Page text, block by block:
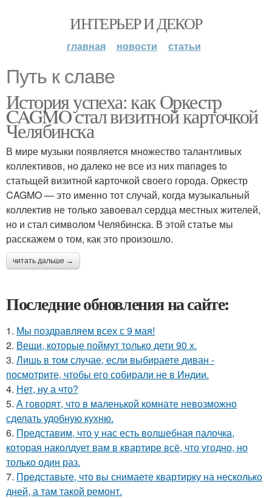
ИНТЕРЬЕР И ДЕКОР
главная новости статьи
Путь к славе
История успеха: как Оркестр
CAGMO стал визитной карточкой
Челябинска
В мире музыки появляется множество талантливых
коллективов, но далеко не все из них manages to
статьщей визитной карточкой своего города. Оркестр
CAGMO — это именно тот случай, когда музыкальный
коллектив не только завоевал сердца местных жителей,
но и стал символом Челябинска. В этой статье мы
расскажем о том, как это произошло.
читать дальше →
Последние обновления на сайте:
1. Мы поздравляем всех с 9 мая!
2. Вещи, которые поймут только дети 90 х.
3. Лишь в том случае, если выбираете диван -
посмотрите, чтобы его собирали не в Индии.
4. Нет, ну а что?
5. А говорят, что в маленькой комнате невозможно
сделать удобную кухню.
6. Представим, что у нас есть волшебная палочка,
которая наколдует вам в квартире всё, что угодно, но
только один раз.
7. Представьте, что вы снимаете квартирку на несколько
дней, а там такой ремонт.